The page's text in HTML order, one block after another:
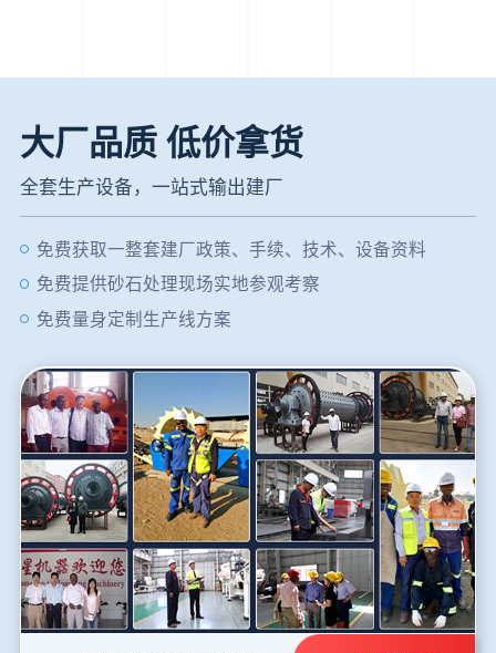
大厂品质 低价拿货
全套生产设备，一站式输出建厂
免费获取一整套建厂政策、手续、技术、设备资料
免费提供砂石处理现场实地参观考察
免费量身定制生产线方案